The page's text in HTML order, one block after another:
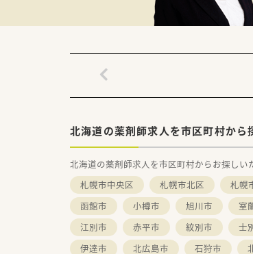
■患者様からの感謝
北海道の薬剤師求人を市区町村から
北海道の薬剤師求人を市区町村からお探しい
札幌市中央区
札幌市北区 札幌
函館市
小樽市 旭川市 室
江別市
赤平市 紋別市 士
伊達市
北広島市 石狩市